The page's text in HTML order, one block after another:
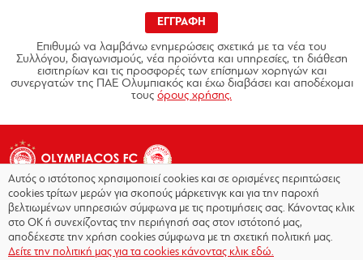
ΕΓΓΡΑΦΗ
Επιθυμώ να λαμβάνω ενημερώσεις σχετικά με τα νέα του
Συλλόγου, διαγωνισμούς, νέα προϊόντα και υπηρεσίες, τη διάθεση
εισιτηρίων και τις προσφορές των επίσημων χορηγών και
συνεργατών της ΠΑΕ Ολυμπιακός και έχω διαβάσει και αποδέχομαι
τους όρους χρήσης.
Copyright © 2026 - Olympiacos.org
Όροι χρήσης|Πολιτική Απορρήτου|Πολιτική
Αυτός ο ιστότοπος χρησιμοποιεί cookies και σε ορισμένες περιπτώσεις
cookies τρίτων μερών για σκοπούς μάρκετινγκ και για την παροχή
βελτιωμένων υπηρεσιών σύμφωνα με τις προτιμήσεις σας. Κάνοντας κλικ
στο OK ή συνεχίζοντας την περιήγησή σας στον ιστότοπό μας,
αποδέχεστε την χρήση cookies σύμφωνα με τη σχετική πολιτική μας.
Δείτε την πολιτική μας για τα cookies κάνοντας κλικ εδώ.